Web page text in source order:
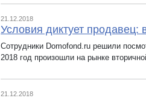
21.12.2018
Условия диктует продавец:
Сотрудники Domofond.ru решили
2018 год произошли на рынке
21.12.2018